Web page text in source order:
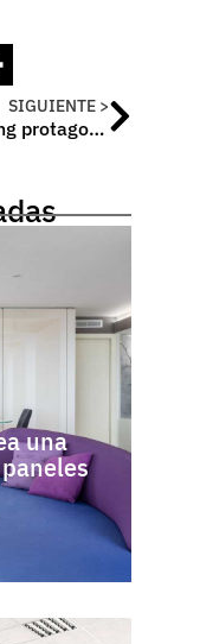
SIGUIENTE >
Samsung protagoniza el hogar conectado y sostenible en la 55º edición de Casa Decor
una